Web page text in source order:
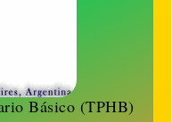
Básico (TPHB)